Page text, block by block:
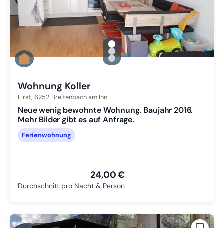
gallery.slide_selector
Zu Slide 1 wechseln
Zu Slide 2 wechseln
Zu Slide 3 wechseln
Wohnung Koller
First, 6252 Breitenbach am Inn
Neue wenig bewohnte Wohnung. Baujahr 2016.
Mehr Bilder gibt es auf Anfrage.
Ferienwohnung
24,00 €
Durchschnitt pro Nacht & Person